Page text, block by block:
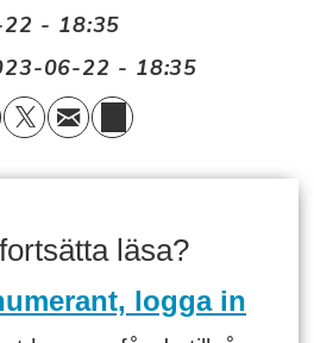
22 - 18:35
06-22 - 18:35
läsa?
logga in